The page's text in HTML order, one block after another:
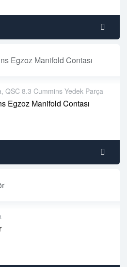
, QSC 8.3 Cummins Yedek Parça
Egzoz Manifold Contası
days
days